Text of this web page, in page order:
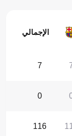
الإجمالي
7
0
116